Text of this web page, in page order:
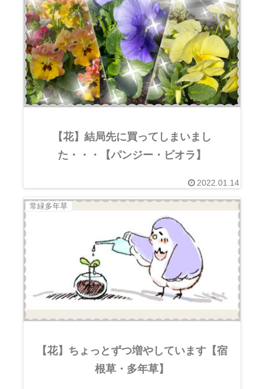
【花】結局先に買ってしまいまし
た・・・【パンジー・ビオラ】
2022.01.14
常緑多年草
【花】ちょっとずつ増やしています【宿
根草・多年草】